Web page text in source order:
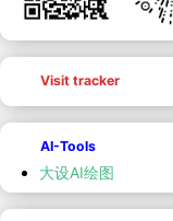
Visit tracker
AI-Tools
大设AI绘图